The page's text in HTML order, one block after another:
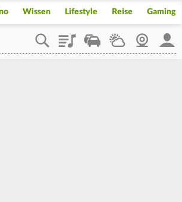
Wissen Lifestyle Reise Gaming
PlaylistStaupilotWetterWebcam